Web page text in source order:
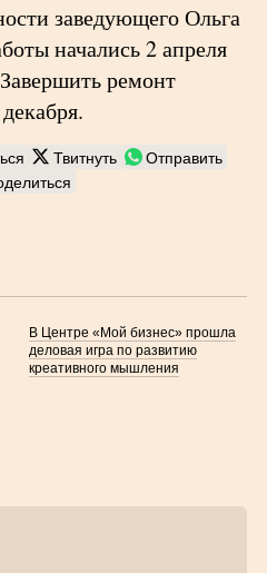
заведующего Ольга
начались 2 апреля
ремонт
Твитнуть
Отправить
В Центре «Мой бизнес» прошла
деловая игра по развитию
креативного мышления